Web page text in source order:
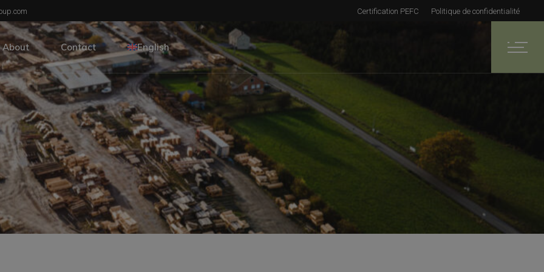
Certification PEFC Politique de confidentialité
drying
About Contact English
Nederlands
drying
Nederlands
Français